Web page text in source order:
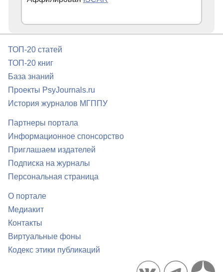
ТОП-20 статей
ТОП-20 книг
База знаний
Проекты PsyJournals.ru
История журналов МГППУ
Партнеры портала
Информационное спонсорство
Приглашаем издателей
Подписка на журналы
Персональная страница
О портале
Медиакит
Контакты
Виртуальные фоны
Кодекс этики публикаций